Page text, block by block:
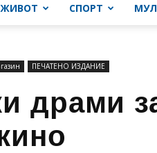
ЖИВОТ СПОРТ
ПЕЧАТЕНО ИЗДАНИЕ
драми